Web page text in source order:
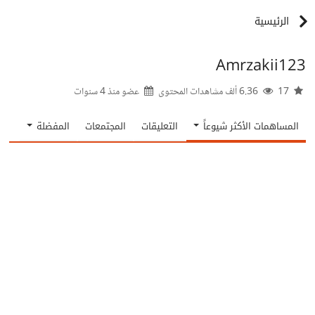
الرئيسية
Amrzakii123
عضو منذ4 سنوات
المساهمات الأكثر شيوعاً التعليقات المجتمعات المفضلة